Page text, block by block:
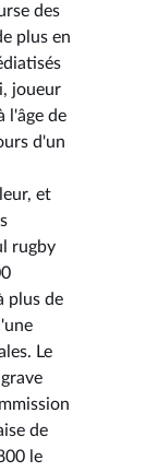
des
plus en
joueur
l'âge de
d'un
et
rugby
plus de
Le
de
le